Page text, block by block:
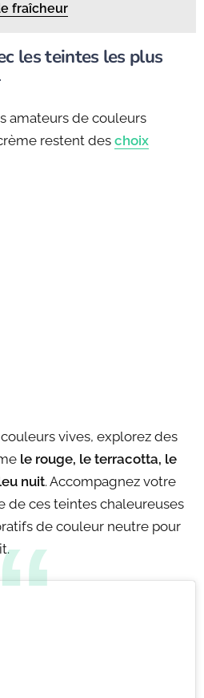
fraîcheur
les teintes les plus
amateurs de couleurs
restent des choix
vives, explorez des
le rouge, le terracotta, le
nuit. Accompagnez votre
de ces teintes chaleureuses
de couleur neutre pour